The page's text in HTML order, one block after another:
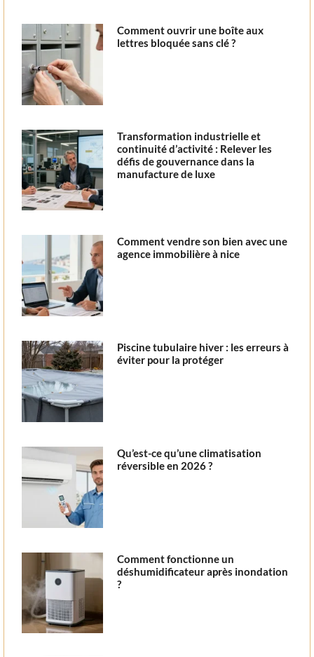
Comment ouvrir une boîte aux
lettres bloquée sans clé ?
Transformation industrielle et
continuité d’activité : Relever les
défis de gouvernance dans la
manufacture de luxe
Comment vendre son bien avec une
agence immobilière à nice
Piscine tubulaire hiver : les erreurs à
éviter pour la protéger
Qu’est-ce qu’une climatisation
réversible en 2026 ?
Comment fonctionne un
déshumidificateur après inondation
?